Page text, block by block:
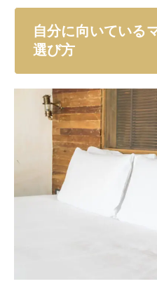
で、自分の好みの硬さ・柔
もいいでしょう。
ります。以下を参考に、
みてください。
マットレスの素材
自分に合ったマットレス
慮しましょう。マットレ